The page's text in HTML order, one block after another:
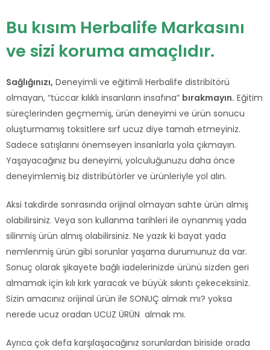
Bu kısım Herbalife Markasını
ve sizi koruma amaçlıdır.
Sağlığınızı, Deneyimli ve eğitimli Herbalife distribitörü
olmayan, “tüccar kılıklı insanların insafına” bırakmayın. Eğitim
süreçlerinden geçmemiş, ürün deneyimi ve ürün sonucu
oluşturmamış toksitlere sırf ucuz diye tamah etmeyiniz.
Sadece satışlarını önemseyen insanlarla yola çıkmayın.
Yaşayacağınız bu deneyimi, yolculuğunuzu daha önce
deneyimlemiş biz distribütörler ve ürünleriyle yol alın.
Aksi takdirde sonrasında orijinal olmayan sahte ürün almış
olabilirsiniz. Veya son kullanma tarihleri ile oynanmış yada
silinmiş ürün almış olabilirsiniz. Ne yazık ki bayat yada
nemlenmiş ürün gibi sorunlar yaşama durumunuz da var.
Sonuç olarak şikayete bağlı iadelerinizde ürünü sizden geri
almamak için kılı kırk yaracak ve büyük sıkıntı çekeceksiniz.
Sizin amacınız orijinal ürün ile SONUÇ almak mı? yoksa
nerede ucuz oradan UCUZ ÜRÜN almak mı.
Ayrıca çok defa karşılaşacağınız sorunlardan biriside orada